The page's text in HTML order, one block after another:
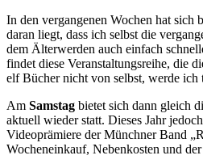
In den vergangenen Wochen hat sich
daran liegt, dass ich selbst die
dem Älterwerden auch einfach
findet diese Veranstaltungsreihe, die
elf Bücher nicht von selbst, werde
Am Samstag bietet sich dann gleich
aktuell wieder statt. Dieses Jahr
Videoprämiere der Münchner Band
Wocheneinkauf, Nebenkosten und